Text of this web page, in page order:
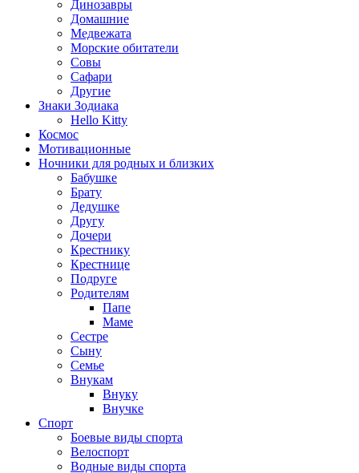
Динозавры
Домашние
Медвежата
Морские обитатели
Совы
Сафари
Другие
Знаки Зодиака
Hello Kitty
Космос
Мотивационные
Ночники для родных и близких
Бабушке
Брату
Дедушке
Другу
Дочери
Крестнику
Крестнице
Подруге
Родителям
Папе
Маме
Сестре
Сыну
Семье
Внукам
Внуку
Внучке
Спорт
Боевые виды спорта
Велоспорт
Водные виды спорта